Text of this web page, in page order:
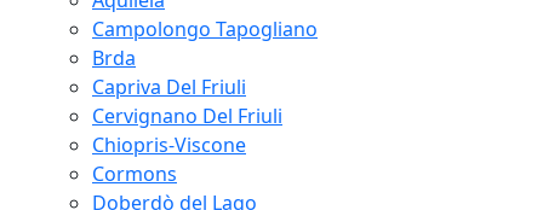
Campolongo Tapogliano
Brda
Capriva Del Friuli
Cervignano Del Friuli
Chiopris-Viscone
Cormons
Doberdò del Lago